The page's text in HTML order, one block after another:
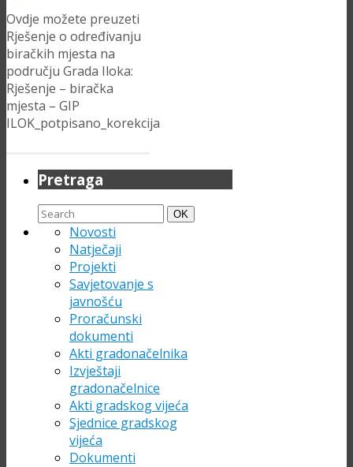
Ovdje možete preuzeti
Rješenje o određivanju
biračkih mjesta na
području Grada Iloka:
Rješenje – biračka
mjesta – GIP
ILOK_potpisano_korekcija
Pretraga
Search
for:
Search
OK
Novosti
Natječaji
Projekti
Savjetovanje s
javnošću
Proračunski
dokumenti
Akti gradonačelnika
Izvještaji
gradonačelnice
Akti gradskog vijeća
Sjednice gradskog
vijeća
Dokumenti